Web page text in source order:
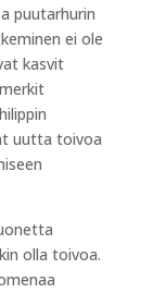
puutarhurin
ei ole
kasvit
uutta toivoa
olla toivoa.